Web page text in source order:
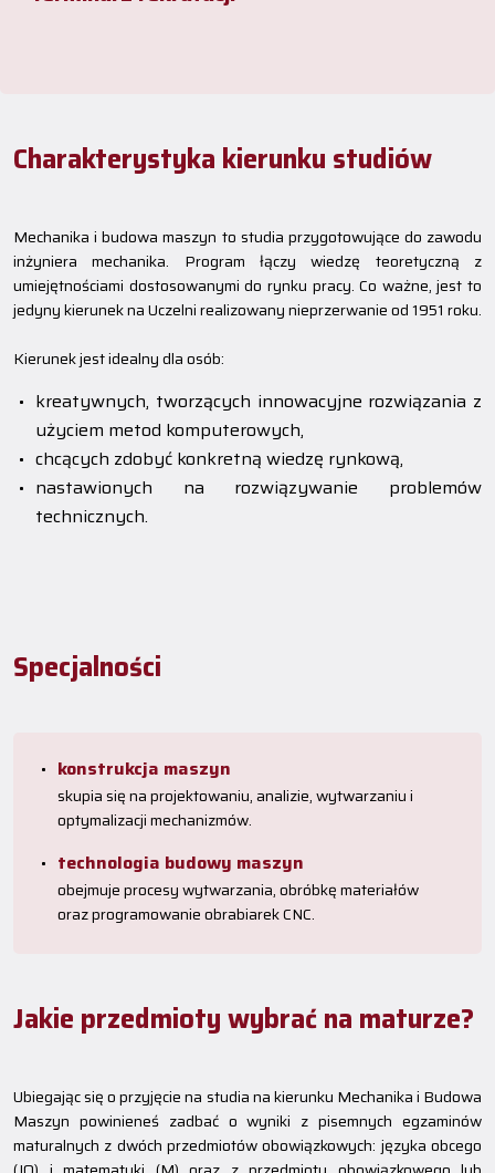
Charakterystyka kierunku studiów
Mechanika i budowa maszyn to studia przygotowujące do zawodu
inżyniera mechanika. Program łączy wiedzę teoretyczną z
umiejętnościami dostosowanymi do rynku pracy. Co ważne, jest to
jedyny kierunek na Uczelni realizowany nieprzerwanie od 1951 roku.
Kierunek jest idealny dla osób:
kreatywnych, tworzących innowacyjne rozwiązania z
użyciem metod komputerowych,
chcących zdobyć konkretną wiedzę rynkową,
nastawionych na rozwiązywanie problemów
technicznych.
Specjalności
konstrukcja maszyn
skupia się na projektowaniu, analizie, wytwarzaniu i
optymalizacji mechanizmów.
technologia budowy maszyn
obejmuje procesy wytwarzania, obróbkę materiałów
oraz programowanie obrabiarek CNC.
Jakie przedmioty wybrać na maturze?
Ubiegając się o przyjęcie na studia na kierunku Mechanika i Budowa
Maszyn powinieneś zadbać o wyniki z pisemnych egzaminów
maturalnych z dwóch przedmiotów obowiązkowych: języka obcego